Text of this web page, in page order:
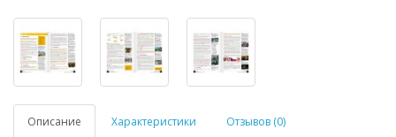
Описание Характеристики Отзывов (0)